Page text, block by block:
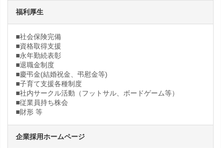
福利厚生
■社会保険完備
■資格取得支援
■永年勤続表彰
■退職金制度
■慶弔金(結婚祝金、弔慰金等)
■子育て支援各種制度
■社内サークル活動（フットサル、ボードゲーム等）
■従業員持ち株会
■財形 等
企業採用ホームページ